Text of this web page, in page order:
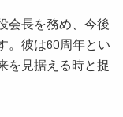
会長を務め、今後
。彼は60周年とい
を見据える時と捉